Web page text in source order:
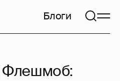
Блоги